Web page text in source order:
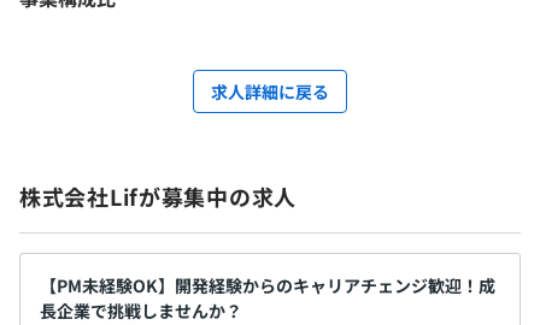
求人詳細に戻る
株式会社Lifが募集中の求人
【PM未経験OK】開発経験からのキャリアチェンジ歓迎！成
長企業で挑戦しませんか？